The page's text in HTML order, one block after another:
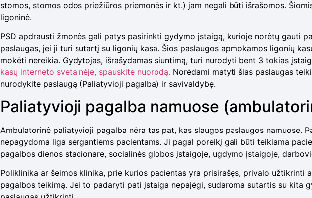
stomos, stomos odos priežiūros priemonės ir kt.) jam negali būti išrašomos.
ligoninė.
PSD apdrausti žmonės gali patys pasirinkti gydymo įstaigą, kurioje norėtų gauti
paslaugas, jei ji turi sutartį su ligonių kasa. Šios paslaugos apmokamos ligonių
mokėti nereikia. Gydytojas, išrašydamas siuntimą, turi nurodyti bent 3 tokias
kasų interneto svetainėje, spauskite nuorodą. Norėdami matyti šias paslaugas
nurodykite paslaugą (Paliatyvioji pagalba) ir savivaldybę.
Paliatyvioji pagalba namuose
Ambulatorinė paliatyvioji pagalba nėra tas pat, kas slaugos paslaugos namuose.
nepagydoma liga sergantiems pacientams. Ji pagal poreikį gali būti teikiama
pagalbos dienos stacionare, socialinės globos įstaigoje, ugdymo įstaigoje,
Poliklinika ar šeimos klinika, prie kurios pacientas yra prisirašęs, privalo užtikrinti
pagalbos teikimą. Jei to padaryti pati įstaiga nepajėgi, sudaroma sutartis su kita